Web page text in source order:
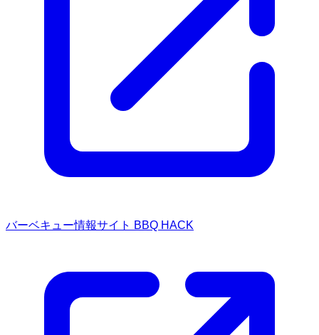
バーベキュー情報サイト BBQ HACK